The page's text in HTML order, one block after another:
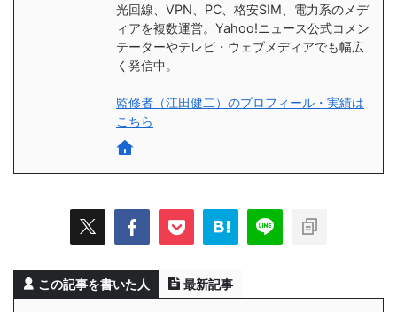
光回線、VPN、PC、格安SIM、電力系のメデ
ィアを複数運営。Yahoo!ニュース公式コメン
テーターやテレビ・ウェブメディアでも幅広
く発信中。
監修者（江田健二）のプロフィール・実績は
こちら
この記事を書いた人 最新記事